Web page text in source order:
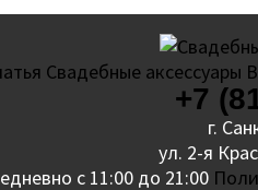
Свадебные аксессуары
+7
г.
ул. 2-я
с 11:00 до 21:00